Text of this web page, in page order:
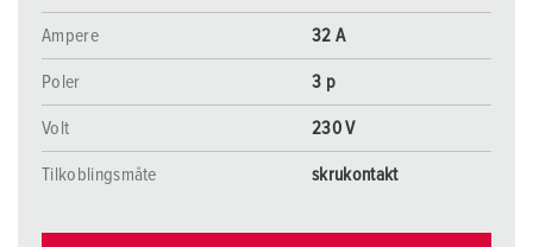
Ampere 32 A
Poler 3 p
Volt 230 V
Tilkoblingsmåte skrukontakt